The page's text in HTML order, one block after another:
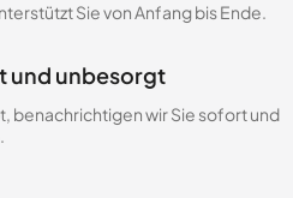
Sie von Anfang bis Ende.
und unbesorgt
benachrichtigen wir Sie sofort und